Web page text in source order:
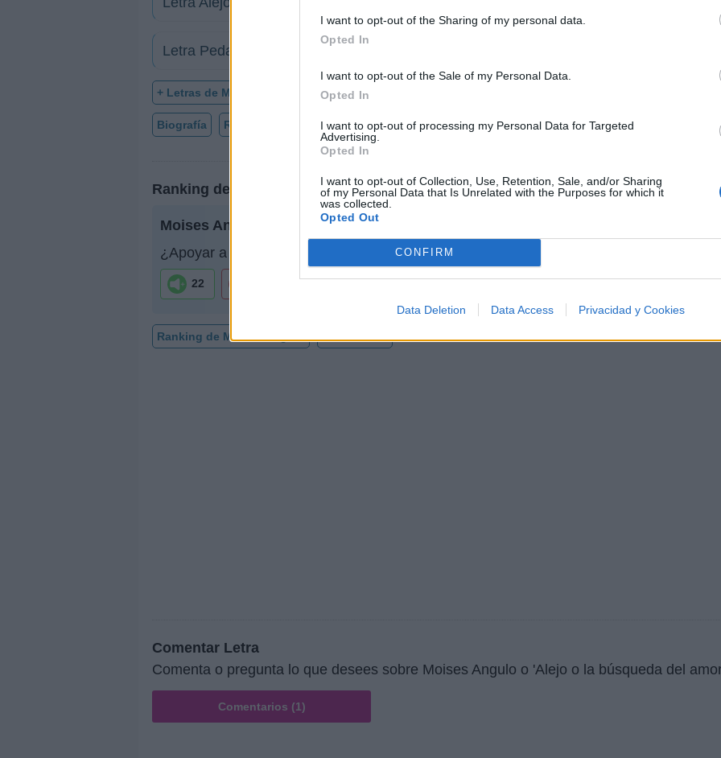
I want to opt-out of the Sharing of my personal data.
Opted In
I want to opt-out of the Sale of my Personal Data.
Opted In
I want to opt-out of processing my Personal Data for Targeted
Advertising.
Opted In
I want to opt-out of Collection, Use, Retention, Sale, and/or Sharing
of my Personal Data that Is Unrelated with the Purposes for which it
was collected.
Opted Out
CONFIRM
Data Deletion Data Access Privacidad y Cookies
Letra Pedazo de acordeón
+ Letras de Moises Angulo
Biografía Ranking Foro
Ranking de Moises Angulo
Moises Angulo
no está entre los 500 artistas más apoyados y visitados de esta
¿Apoyar a Moises Angulo?
22
Ranking de Moises Angulo
Comentar Letra
Comenta o pregunta lo que desees sobre Moises Angulo o 'Alejo o la búsqueda del
Comentarios (1)